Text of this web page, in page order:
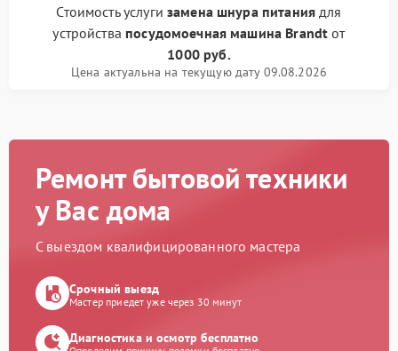
Стоимость услуги замена шнура питаниядля
устройства посудомоечная машина Brandt от
1000 руб.
Цена актуальна на текущую дату 09.08.2026
Ремонт бытовой техники
у Вас дома
С выездом квалифицированного мастера
Срочный выезд
Мастер приедет уже через 30 минут
Диагностика и осмотр бесплатно